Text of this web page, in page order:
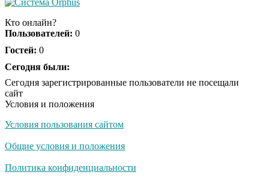
Ролик из Омска: вы
Кто онлайн?
Пользователей: 0
Гостей: 0
Сегодня были:
Сегодня зарегистрированные пользователи не посещали
сайт
Условия и положения
Условия пользования сайтом
Общие условия и положения
Политика конфиденциальности